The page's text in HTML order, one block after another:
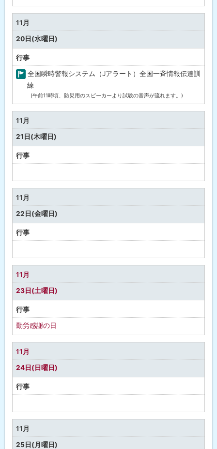
定
な
し
11月
20日(水曜日)
行事
事
全国瞬時警報システム（Jアラート）全国一斉情報伝達訓
練
(午前11時頃、防災用のスピーカーより試験の音声が流れます。)
11月
21日(木曜日)
行事
定
な
し
11月
22日(金曜日)
行事
定
な
し
11月
23日(土曜日)
行事
勤労感謝の日
11月
24日(日曜日)
行事
定
な
し
11月
25日(月曜日)